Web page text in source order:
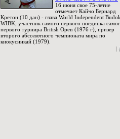
16 июня свое 75-летие
отмечает Кайчо Бернард
Кретон (10 дан) - глава World Independent
WIBK, участник самого первого поединка
первого турнира British Open (1976 г), призер
второго абсолютного чемпионата мира по
киокусинкай (1979).
|